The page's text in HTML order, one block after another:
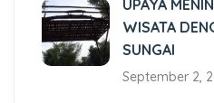
UPAYA
WISATA
SUNGAI
September 2,